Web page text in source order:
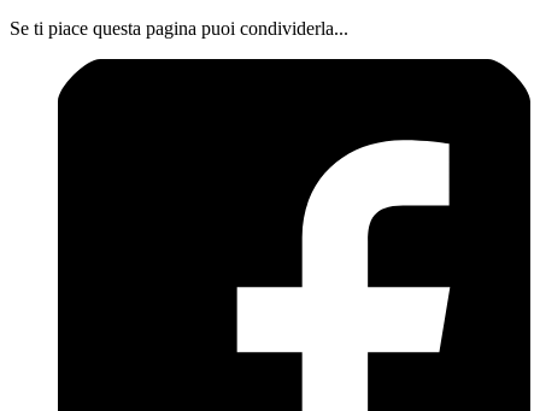
Se ti piace questa pagina puoi condividerla...